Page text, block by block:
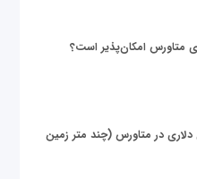
متاورس امکان‌پذیر است؟
4.3 میلیون دلاری در متاورس (چند متر زمین